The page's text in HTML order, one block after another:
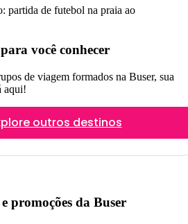
você conhecer
de viagem formados na Buser, sua
aqui!
outros destinos
promoções da Buser